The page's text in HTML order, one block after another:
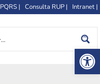
PQRS | Consulta RUP | Intranet |